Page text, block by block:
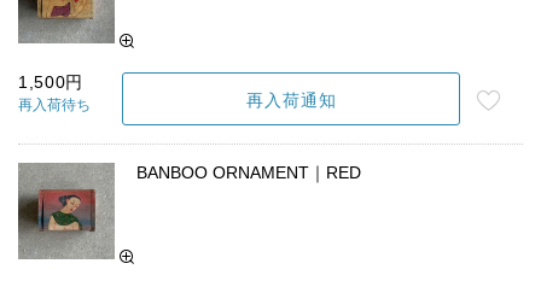
1,500円
再入荷待ち 再入荷通知
BANBOO ORNAMENT｜RED